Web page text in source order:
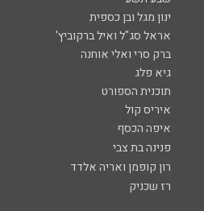
ינון מגל ובן כספית
אראל סג"ל ואיל ברקוביץ'
ברק סרי ואלי אוחנה
גיא פלג
תוכנית הספורט
איריס קול
איפה הכסף
פנינה בת צבי
רון קופמן ואריה אלדד
רז שכניק